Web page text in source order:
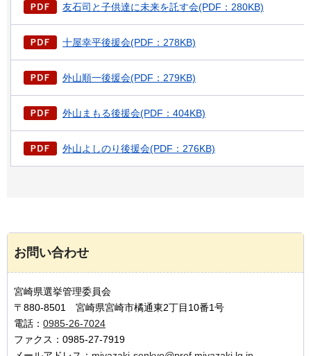
友石司と子供達に未来を託す会(PDF：280KB)
十屋幸平後援会(PDF：278KB)
外山順一後援会(PDF：279KB)
外山まもる後援会(PDF：404KB)
外山よしのり後援会(PDF：276KB)
お問い合わせ
宮崎県選挙管理委員会
〒880-8501 宮崎県宮崎市橘通東2丁目10番1号
電話： 0985-26-7024
ファクス：0985-27-7919